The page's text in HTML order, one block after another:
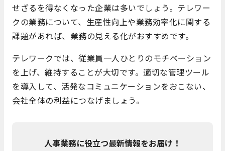
せざるを得なくなった企業は多いでしょう。テレワー
クの業務について、生産性向上や業務効率化に関する
課題があれば、業務の見える化がおすすめです。
テレワークでは、従業員一人ひとりのモチベーション
を上げ、維持することが大切です。適切な管理ツール
を導入して、活発なコミュニケーションをおこない、
会社全体の利益につなげましょう。
人事業務に役立つ最新情報をお届け！